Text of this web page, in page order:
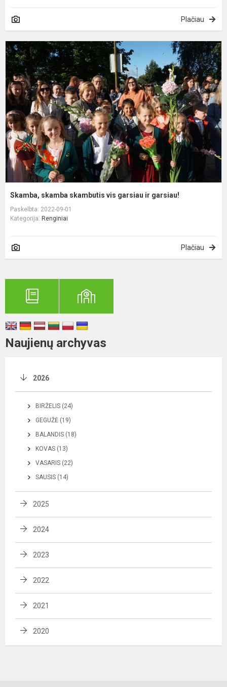
Plačiau
Skamba, skamba skambutis vis garsiau ir garsiau!
Paskelbta: 2022-09-01
Kategorija: Renginiai
Plačiau
Naujienų archyvas
2026
BIRŽELIS (24)
GEGUŽĖ (19)
BALANDIS (18)
KOVAS (13)
VASARIS (22)
SAUSIS (14)
2025
2024
2023
2022
2021
2020